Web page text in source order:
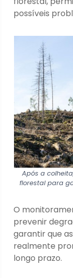
possíveis
Após a
florestal para
O
prevenir
garantir que
realmente
longo prazo.